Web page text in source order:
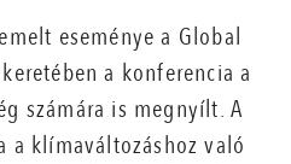
eseménye a Global
a konferencia a
számára is megnyílt. A
klímaváltozáshoz való